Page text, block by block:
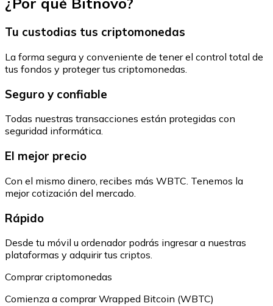
Tu custodias tus criptomonedas
La forma segura y conveniente de tener el control total de
tus fondos y proteger tus criptomonedas.
Seguro y confiable
Todas nuestras transacciones están protegidas con
seguridad informática.
El mejor precio
Con el mismo dinero, recibes más WBTC. Tenemos la
mejor cotización del mercado.
Rápido
Desde tu móvil u ordenador podrás ingresar a nuestras
plataformas y adquirir tus criptos.
Comprar criptomonedas
Comienza a comprar Wrapped Bitcoin (WBTC)